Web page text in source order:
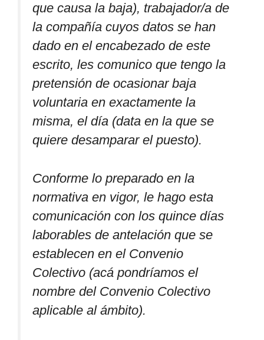
que causa la baja), trabajador/a de
la compañía cuyos datos se han
dado en el encabezado de este
escrito, les comunico que tengo la
pretensión de ocasionar baja
voluntaria en exactamente la
misma, el día (data en la que se
quiere desamparar el puesto).
Conforme lo preparado en la
normativa en vigor, le hago esta
comunicación con los quince días
laborables de antelación que se
establecen en el Convenio
Colectivo (acá pondríamos el
nombre del Convenio Colectivo
aplicable al ámbito).